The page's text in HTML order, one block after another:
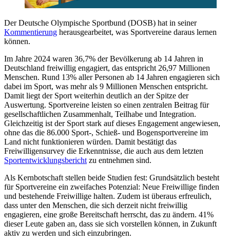
Der Deutsche Olympische Sportbund (DOSB) hat in seiner
Kommentierung herausgearbeitet, was Sportvereine daraus lernen
können.
Im Jahre 2024 waren 36,7% der Bevölkerung ab 14 Jahren in
Deutschland freiwillig engagiert, das entspricht 26,97 Millionen
Menschen. Rund 13% aller Personen ab 14 Jahren engagieren sich
dabei im Sport, was mehr als 9 Millionen Menschen entspricht.
Damit liegt der Sport weiterhin deutlich an der Spitze der
Auswertung. Sportvereine leisten so einen zentralen Beitrag für
gesellschaftlichen Zusammenhalt, Teilhabe und Integration.
Gleichzeitig ist der Sport stark auf dieses Engagement angewiesen,
ohne das die 86.000 Sport-, Schieß- und Bogensportvereine im
Land nicht funktionieren würden. Damit bestätigt das
Freiwilligensurvey die Erkenntnisse, die auch aus dem letzten
Sportentwicklungsbericht zu entnehmen sind.
Als Kernbotschaft stellen beide Studien fest: Grundsätzlich besteht
für Sportvereine ein zweifaches Potenzial: Neue Freiwillige finden
und bestehende Freiwillige halten. Zudem ist überaus erfreulich,
dass unter den Menschen, die sich derzeit nicht freiwillig
engagieren, eine große Bereitschaft herrscht, das zu ändern. 41%
dieser Leute gaben an, dass sie sich vorstellen können, in Zukunft
aktiv zu werden und sich einzubringen.